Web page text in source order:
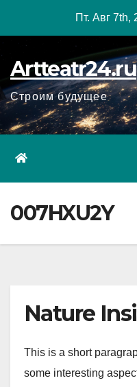
Пт. Авг 7th,
Artteatr24.ru
Строим будущее
007HXU2Y
Nature
This is a short
some interesting